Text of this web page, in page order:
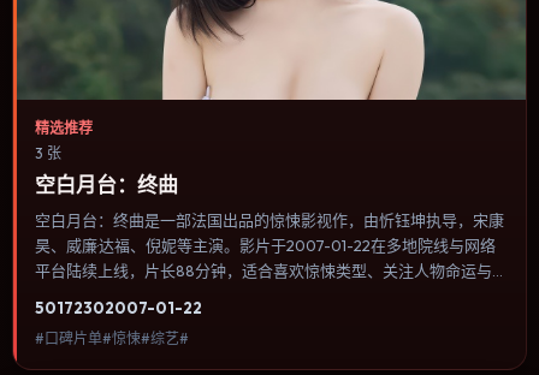
精选推荐
3 张
空白月台：终曲
空白月台：终曲是一部法国出品的惊悚影视作，由忻钰坤执导，宋康
昊、威廉·达福、倪妮等主演。影片于2007-01-22在多地院线与网络
平台陆续上线，片长88分钟，适合喜欢惊悚类型、关注人物命运与
一，可作为休闲观影或类型片补片的选择。
50172302007-01-22
#口碑片单#惊悚#综艺#